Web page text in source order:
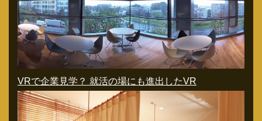
VRで企業見学？ 就活の場にも進出したVR